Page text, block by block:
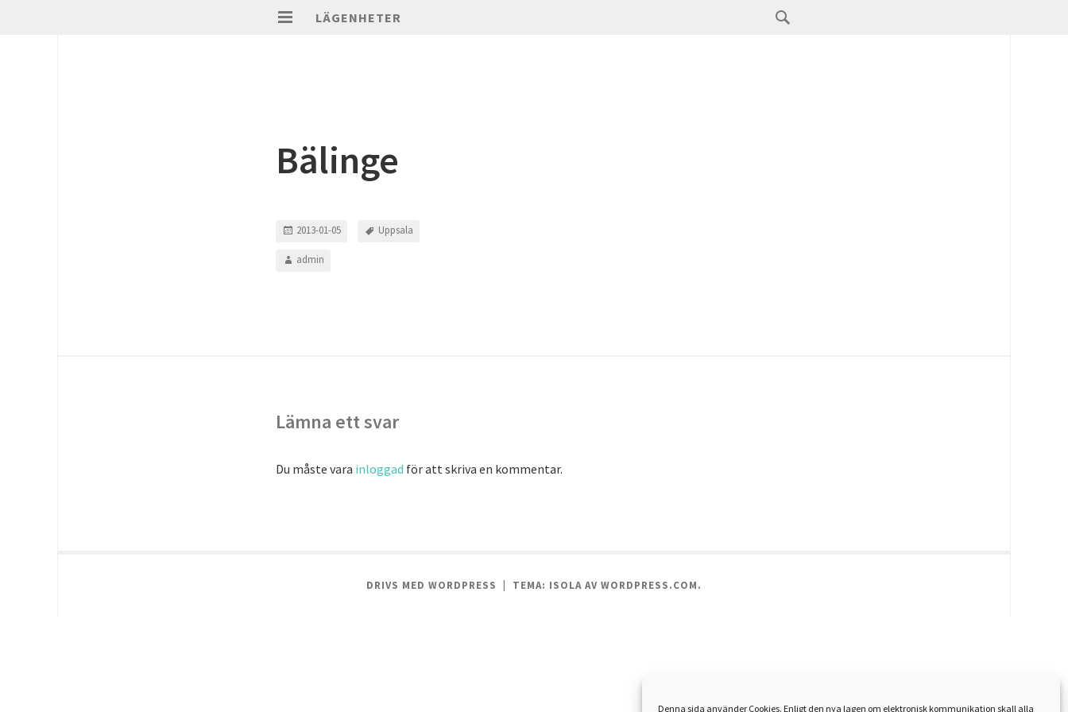
Denna sida använder Cookies. Enligt den nya lagen om elektronisk kommunikation skall alla
LÄGENHETER
Bälinge
2013-01-05
admin
Uppsala
Lämna ett svar
Du måste vara inloggad för att skriva en kommentar.
DRIVS MED WORDPRESS TEMA: ISOLA AV WORDPRESS.COM.